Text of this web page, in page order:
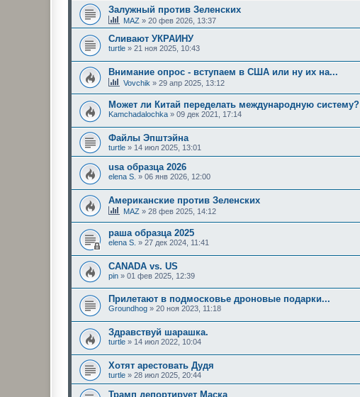
Залужный против Зеленских
MAZ » 20 фев 2026, 13:37
Сливают УКРАИНУ
turtle » 21 ноя 2025, 10:43
Внимание опрос - вступаем в США или ну их на...
Vovchik » 29 апр 2025, 13:12
Может ли Китай переделать международную систему?
Kamchadalochka » 09 дек 2021, 17:14
Файлы Эпштэйна
turtle » 14 июл 2025, 13:01
usa образца 2026
elena S. » 06 янв 2026, 12:00
Американские против Зеленских
MAZ » 28 фев 2025, 14:12
раша образца 2025
elena S. » 27 дек 2024, 11:41
CANADA vs. US
pin » 01 фев 2025, 12:39
Прилетают в подмосковье дроновые подарки...
Groundhog » 20 ноя 2023, 11:18
Здравствуй шарашка.
turtle » 14 июл 2022, 10:04
Хотят арестовать Дудя
turtle » 28 июл 2025, 20:44
Трамп депортирует Маска